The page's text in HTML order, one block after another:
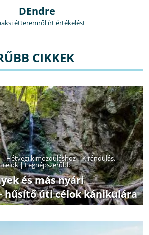
DEndre
étteremről írt értékelést
CIKKEK
|Hétvégi kimozduláshoz|Kirándulás,
|Legnépszerűbb
és más nyári
hűsítő úti célok kánikulára